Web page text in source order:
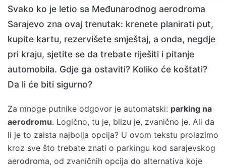
Svako ko je letio sa Međunarodnog aerodroma
Sarajevo zna ovaj trenutak: krenete planirati put,
kupite kartu, rezervišete smještaj, a onda, negdje
pri kraju, sjetite se da trebate riješiti i pitanje
automobila. Gdje ga ostaviti? Koliko će koštati?
Da li će biti sigurno?
Za mnoge putnike odgovor je automatski: parking na
aerodromu. Logično, tu je, blizu je, zvanično je. Ali da
li je to zaista najbolja opcija? U ovom tekstu prolazimo
kroz sve što trebate znati o parkingu kod sarajevskog
aerodroma, od zvaničnih opcija do alternativa koje